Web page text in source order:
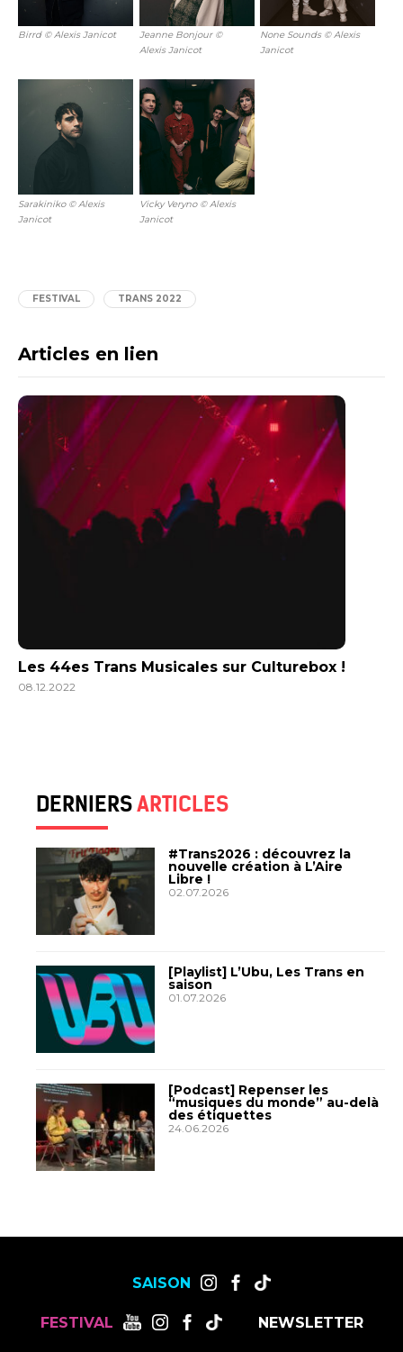
Birrd © Alexis Janicot
Jeanne Bonjour ©
Alexis Janicot
None Sounds © Alexis
Janicot
Sarakiniko © Alexis
Janicot
Vicky Veryno © Alexis
Janicot
FESTIVAL TRANS 2022
Articles en lien
Les 44es Trans Musicales sur Culturebox !
08.12.2022
DERNIERSARTICLES
#Trans2026 : découvrez la
nouvelle création à L’Aire
Libre !
02.07.2026
[Playlist] L’Ubu, Les Trans en
saison
01.07.2026
[Podcast] Repenser les
“musiques du monde” au-delà
des étiquettes
24.06.2026
SAISON
FESTIVAL NEWSLETTER